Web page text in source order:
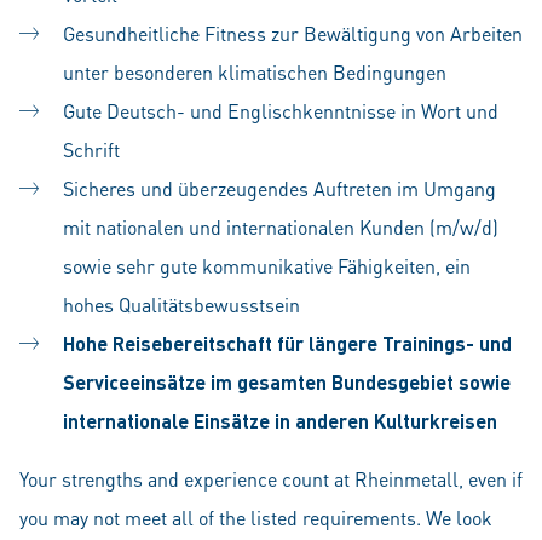
Gesundheitliche Fitness zur Bewältigung von Arbeiten
unter besonderen klimatischen Bedingungen
Gute Deutsch- und Englischkenntnisse in Wort und
Schrift
Sicheres und überzeugendes Auftreten im Umgang
mit nationalen und internationalen Kunden (m/w/d)
sowie sehr gute kommunikative Fähigkeiten, ein
hohes Qualitätsbewusstsein
Hohe Reisebereitschaft für längere Trainings- und
Serviceeinsätze im gesamten Bundesgebiet sowie
internationale Einsätze in anderen Kulturkreisen
Your strengths and experience count at Rheinmetall, even if
you may not meet all of the listed requirements. We look